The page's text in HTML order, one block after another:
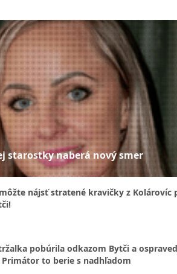
starostky naberá nový smer
nájsť stratené kravičky z Kolárovíc
pobúrila odkazom Bytči a
Primátor to berie s nadhľadom